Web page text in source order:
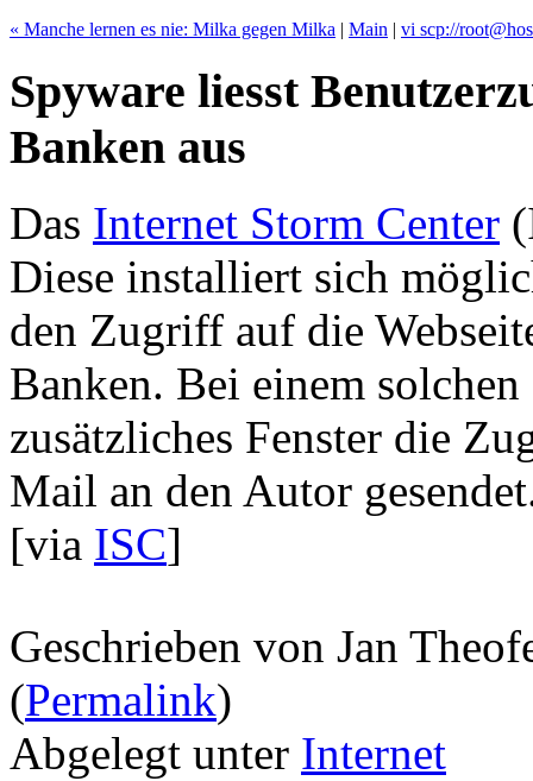
« Manche lernen es nie: Milka gegen Milka | Main | vi scp://
Spyware liesst
Banken aus
Das Internet Storm Center
Diese installiert sich
den Zugriff auf die
Banken. Bei einem
zusätzliches Fenster die
Mail an den Autor
[via ISC]
Geschrieben von Jan
(Permalink)
Abgelegt unter Internet